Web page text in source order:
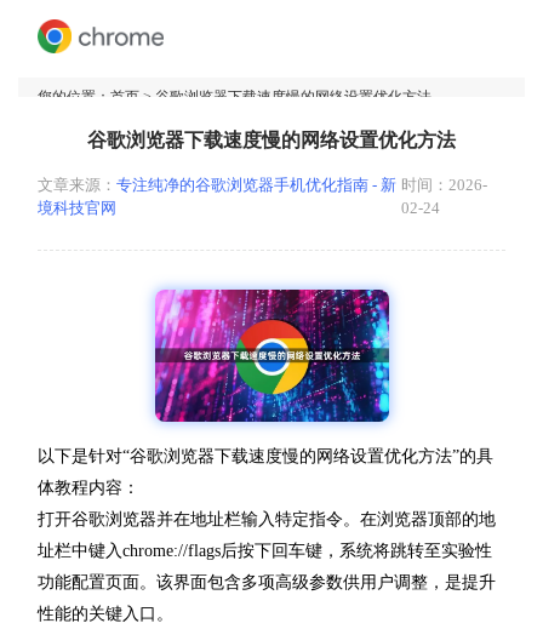
您的位置： 首页 > 谷歌浏览器下载速度慢的网络设置优化方法
谷歌浏览器下载速度慢的网络设置优化方法
文章来源： 专注纯净的谷歌浏览器手机优化指南 - 新
境科技官网
时间：2026-
02-24
以下是针对“谷歌浏览器下载速度慢的网络设置优化方法”的具
体教程内容：
打开谷歌浏览器并在地址栏输入特定指令。在浏览器顶部的地
址栏中键入chrome://flags后按下回车键，系统将跳转至实验性
功能配置页面。该界面包含多项高级参数供用户调整，是提升
性能的关键入口。